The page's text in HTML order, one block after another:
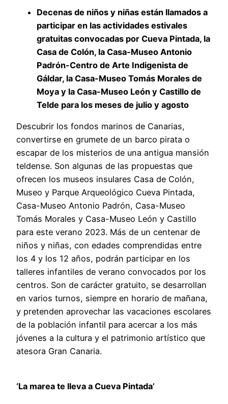
Decenas de niños y niñas están llamados a
participar en las actividades estivales
gratuitas convocadas por Cueva Pintada, la
Casa de Colón, la Casa-Museo Antonio
Padrón-Centro de Arte Indigenista de
Gáldar, la Casa-Museo Tomás Morales de
Moya y la Casa-Museo León y Castillo de
Telde para los meses de julio y agosto
Descubrir los fondos marinos de Canarias,
convertirse en grumete de un barco pirata o
escapar de los misterios de una antigua mansión
teldense. Son algunas de las propuestas que
ofrecen los museos insulares Casa de Colón,
Museo y Parque Arqueológico Cueva Pintada,
Casa-Museo Antonio Padrón, Casa-Museo
Tomás Morales y Casa-Museo León y Castillo
para este verano 2023. Más de un centenar de
niños y niñas, con edades comprendidas entre
los 4 y los 12 años, podrán participar en los
talleres infantiles de verano convocados por los
centros. Son de carácter gratuito, se desarrollan
en varios turnos, siempre en horario de mañana,
y pretenden aprovechar las vacaciones escolares
de la población infantil para acercar a los más
jóvenes a la cultura y el patrimonio artístico que
atesora Gran Canaria.
‘La marea te lleva a Cueva Pintada’